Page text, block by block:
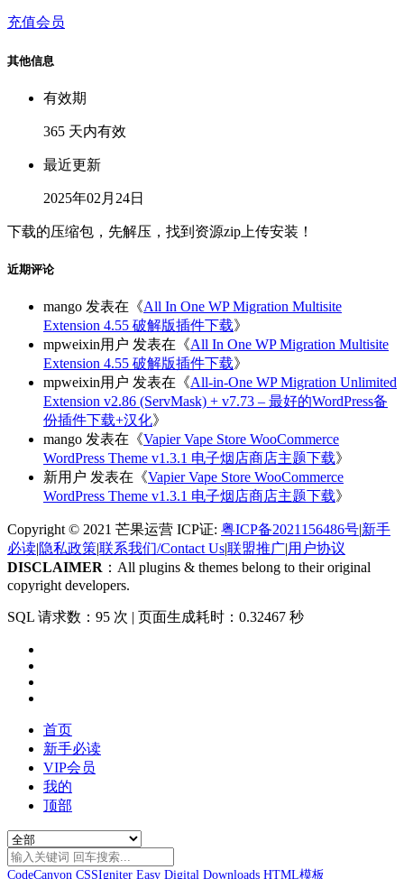
充值会员
其他信息
有效期
365 天内有效
最近更新
2025年02月24日
下载的压缩包，先解压，找到资源zip上传安装！
近期评论
mango 发表在《All In One WP Migration Multisite
Extension 4.55 破解版插件下载》
mpweixin用户 发表在《All In One WP Migration Multisite
Extension 4.55 破解版插件下载》
mpweixin用户 发表在《All-in-One WP Migration Unlimited
Extension v2.86 (ServMask) + v7.73 – 最好的WordPress备
份插件下载+汉化》
mango 发表在《Vapier Vape Store WooCommerce
WordPress Theme v1.3.1 电子烟店商店主题下载》
新用户 发表在《Vapier Vape Store WooCommerce
WordPress Theme v1.3.1 电子烟店商店主题下载》
Copyright © 2021 芒果运营 ICP证: 粤ICP备2021156486号|新手
必读|隐私政策|联系我们/Contact Us|联盟推广|用户协议
DISCLAIMER ：All plugins & themes belong to their original
copyright developers.
SQL 请求数：95 次 | 页面生成耗时：0.32467 秒
首页
新手必读
VIP会员
我的
顶部
CodeCanyon CSSIgniter Easy Digital Downloads HTML模板